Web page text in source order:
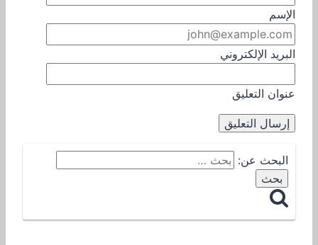
الإسم
البريد الإلكتروني
عنوان التعليق
البحث عن: